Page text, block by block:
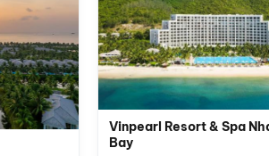
Vinpearl Resort & Spa
Bay